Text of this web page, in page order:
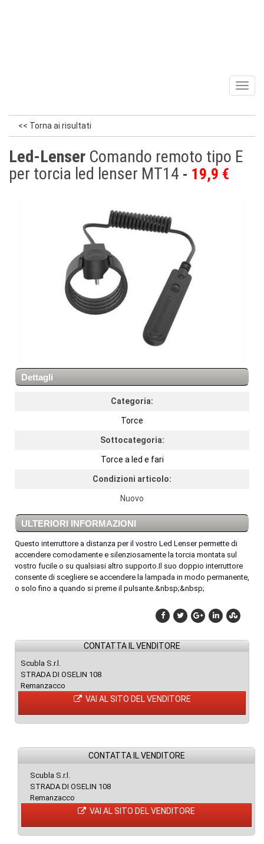
<< Torna ai risultati
Led-Lenser Comando remoto tipo E
per torcia led lenser MT14
19,9 €
Dettagli
Categoria:
Torce
Sottocategoria:
Torce a led e fari
Condizioni articolo:
Nuovo
ULTERIORI INFORMAZIONI
Questo interruttore a distanza per il vostro Led Lenser permette di
accendere comodamente e silenziosamente la torcia montata sul
vostro fucile o su qualsiasi altro supporto.Il suo doppio interruttore
consente di scegliere se accendere la lampada in modo permanente,
o solo fino a quando si preme il pulsante.&nbsp;&nbsp;
CONTATTA IL VENDITORE
Scubla S.r.l.
STRADA DI OSELIN 108
Remanzacco
VAI AL SITO DEL VENDITORE
CONTATTA IL VENDITORE
Scubla S.r.l.
STRADA DI OSELIN 108
Remanzacco
VAI AL SITO DEL VENDITORE